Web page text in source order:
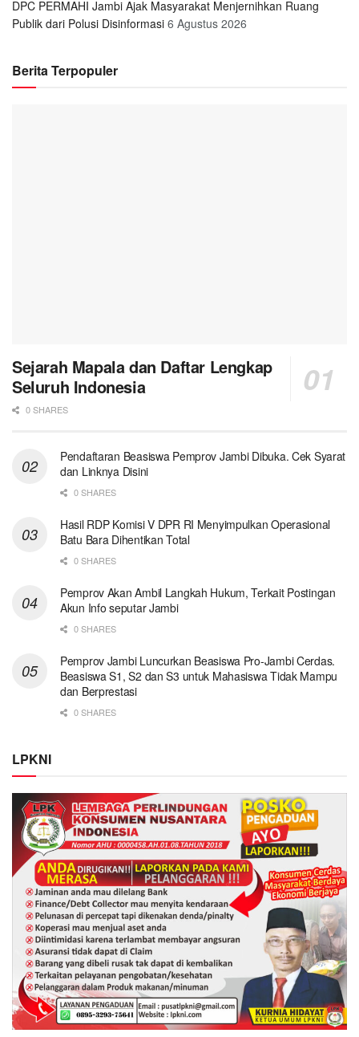
DPC PERMAHI Jambi Ajak Masyarakat Menjernihkan Ruang
Publik dari Polusi Disinformasi 6 Agustus 2026
Berita Terpopuler
Sejarah Mapala dan Daftar Lengkap
Seluruh Indonesia
0 SHARES
Pendaftaran Beasiswa Pemprov Jambi Dibuka. Cek Syarat
dan Linknya Disini
0 SHARES
Hasil RDP Komisi V DPR RI Menyimpulkan Operasional
Batu Bara Dihentikan Total
0 SHARES
Pemprov Akan Ambil Langkah Hukum, Terkait Postingan
Akun Info seputar Jambi
0 SHARES
Pemprov Jambi Luncurkan Beasiswa Pro-Jambi Cerdas.
Beasiswa S1, S2 dan S3 untuk Mahasiswa Tidak Mampu
dan Berprestasi
0 SHARES
LPKNI